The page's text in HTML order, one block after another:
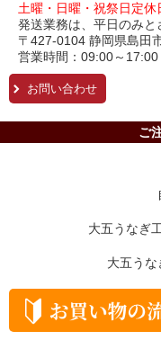
土曜・日曜・祝祭日定休
発送業務は、平日のみと
〒427-0104 静岡県島田
営業時間：09:00～17:00
お問い合わせ
ご
大五うなぎ
大五う